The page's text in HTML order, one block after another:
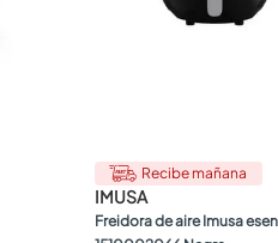
Recibe mañana
IMUSA
Freidora de aire Imusa